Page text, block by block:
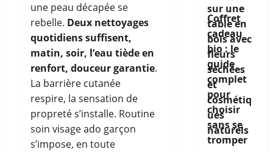
une peau décapée se
rebelle. Deux nettoyages
quotidiens suffisent,
matin, soir, l’eau tiède en
renfort, douceur garantie.
La barrière cutanée
respire, la sensation de
propreté s’installe. Routine
soin visage ado garçon
s’impose, en toute
Coffret
cadeau
bio : le
guide
complet
pour
choisir
sans se
tromper